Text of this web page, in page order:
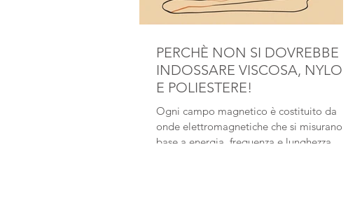
PERCHÈ NON SI DOVREBBE
INDOSSARE VISCOSA, NYLON
E POLIESTERE!
Ogni campo magnetico è costituito da
onde elettromagnetiche che si misurano in
base a energia, frequenza e lunghezza